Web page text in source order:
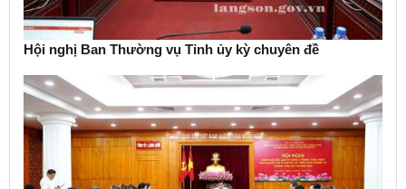
Hội nghị Ban Thường vụ Tỉnh ủy kỳ chuyên đề